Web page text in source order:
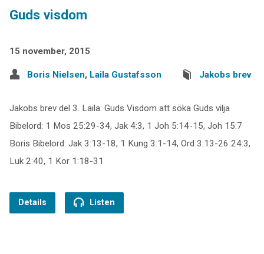
Guds visdom
15 november, 2015
Boris Nielsen, Laila Gustafsson Jakobs brev
Jakobs brev del 3. Laila: Guds Visdom att söka Guds vilja
Bibelord: 1 Mos 25:29-34, Jak 4:3, 1 Joh 5:14-15, Joh 15:7
Boris Bibelord: Jak 3:13-18, 1 Kung 3:1-14, Ord 3:13-26 24:3,
Luk 2:40, 1 Kor 1:18-31
Details Listen